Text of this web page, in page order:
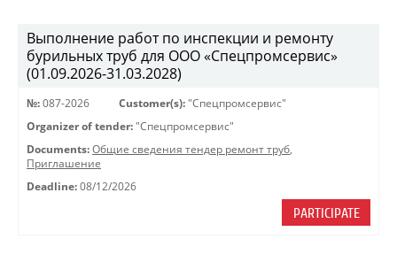
Выполнение работ по инспекции и ремонту
бурильных труб для ООО «Спецпромсервис»
(01.09.2026-31.03.2028)
№: 087-2026 Customer(s): "Спецпромсервис"
Organizer of tender: "Спецпромсервис"
Documents: Общие сведения тендер ремонт труб,
Приглашение
Deadline: 08/12/2026
PARTICIPATE